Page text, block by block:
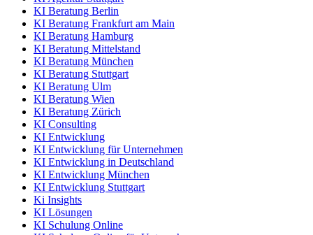
KI Beratung Berlin
KI Beratung Frankfurt am Main
KI Beratung Hamburg
KI Beratung Mittelstand
KI Beratung München
KI Beratung Stuttgart
KI Beratung Ulm
KI Beratung Wien
KI Beratung Zürich
KI Consulting
KI Entwicklung
KI Entwicklung für Unternehmen
KI Entwicklung in Deutschland
KI Entwicklung München
KI Entwicklung Stuttgart
Ki Insights
KI Lösungen
KI Schulung Online